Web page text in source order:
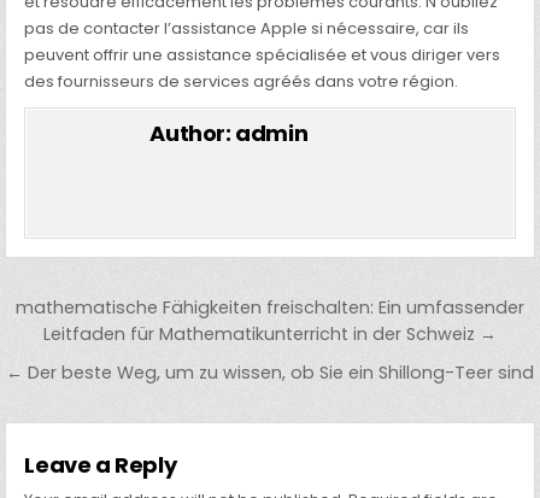
pas de contacter l’assistance Apple si nécessaire, car ils
peuvent offrir une assistance spécialisée et vous diriger vers
des fournisseurs de services agréés dans votre région.
Author: admin
Post
navigation
mathematische Fähigkeiten freischalten: Ein umfassender
Leitfaden für Mathematikunterricht in der Schweiz →
← Der beste Weg, um zu wissen, ob Sie ein Shillong-Teer sind
Leave a Reply